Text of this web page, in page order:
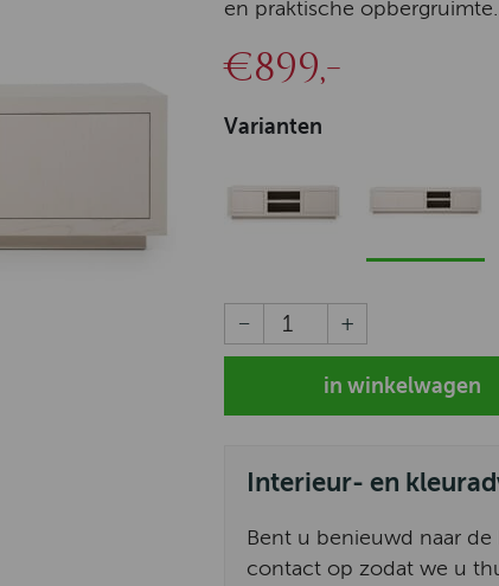
en praktische opbergruimte.
€899,-
Varianten
Interieur- en
Bent u benieuwd naar
contact op zodat we u